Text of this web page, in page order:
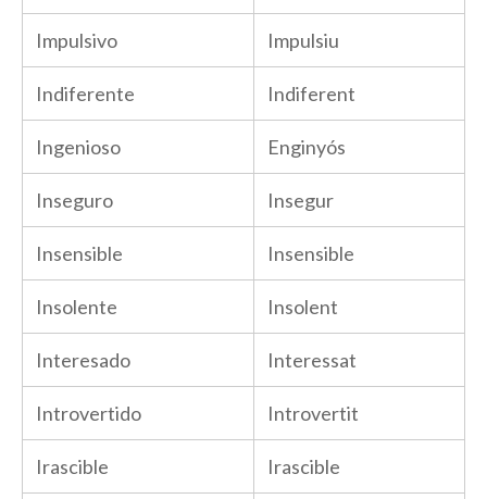
Impulsivo Impulsiu
Indiferente Indiferent
Ingenioso Enginyós
Inseguro Insegur
Insensible Insensible
Insolente Insolent
Interesado Interessat
Introvertido Introvertit
Irascible Irascible